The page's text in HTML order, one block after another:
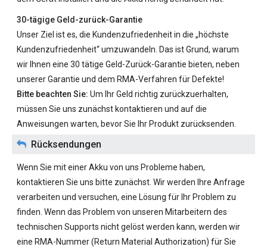
30-tägige Geld-zurück-Garantie
Unser Ziel ist es, die Kundenzufriedenheit in die „höchste
Kundenzufriedenheit“ umzuwandeln. Das ist Grund, warum
wir Ihnen eine 30 tätige Geld-Zurück-Garantie bieten, neben
unserer Garantie und dem RMA-Verfahren für Defekte!
Bitte beachten Sie: Um Ihr Geld richtig zurückzuerhalten,
müssen Sie uns zunächst kontaktieren und auf die
Anweisungen warten, bevor Sie Ihr Produkt zurücksenden.
Rücksendungen
Wenn Sie mit einer Akku von uns Probleme haben,
kontaktieren Sie uns bitte zunächst. Wir werden Ihre Anfrage
verarbeiten und versuchen, eine Lösung für Ihr Problem zu
finden. Wenn das Problem von unseren Mitarbeitern des
technischen Supports nicht gelöst werden kann, werden wir
eine RMA-Nummer (Return Material Authorization) für Sie